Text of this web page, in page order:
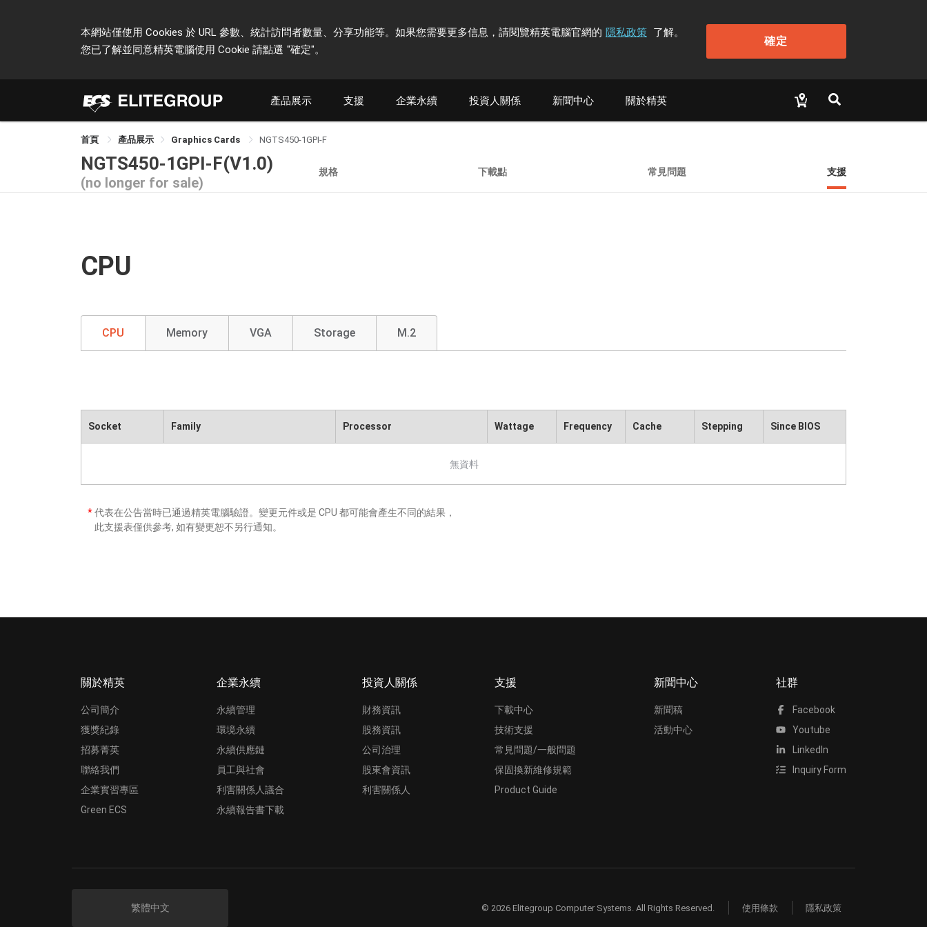
本網站僅使用 Cookies 於 URL 參數、統計訪問者數量、分享功能等。如果您需要更多信息，請閱覽精英電腦官網的 隱私政策 了解。
您已了解並同意精英電腦使用 Cookie 請點選 "確定"。
確定
產品展示 支援 企業永續 投資人關係 新聞中心 關於精英
首頁 產品展示 Graphics Cards NGTS450-1GPI-F
NGTS450-1GPI-F(V1.0)
(no longer for sale)
規格 下載點 常見問題 支援
CPU
CPU Memory VGA Storage M.2
Socket Family Processor Wattage Frequency Cache Stepping Since BIOS
無資料
*代表在公告當時已通過精英電腦驗證。變更元件或是 CPU 都可能會產生不同的結果，
此支援表僅供參考, 如有變更恕不另行通知。
關於精英
公司簡介
獲獎紀錄
招募菁英
聯絡我們
企業實習專區
Green ECS
企業永續
永續管理
環境永續
永續供應鏈
員工與社會
利害關係人議合
永續報告書下載
投資人關係
財務資訊
股務資訊
公司治理
股東會資訊
利害關係人
支援
下載中心
技術支援
常見問題/一般問題
保固換新維修規範
Product Guide
新聞中心
新聞稿
活動中心
社群
Facebook
Youtube
LinkedIn
Inquiry Form
繁體中文 © 2026 Elitegroup Computer Systems. All Rights Reserved. 使用條款 隱私政策